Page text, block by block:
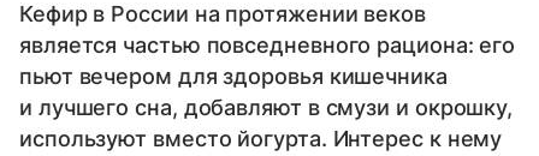
Кефир в России на протяжении веков
является частью повседневного рациона: его
пьют вечером для здоровья кишечника
и лучшего сна, добавляют в смузи и окрошку,
используют вместо йогурта. Интерес к нему